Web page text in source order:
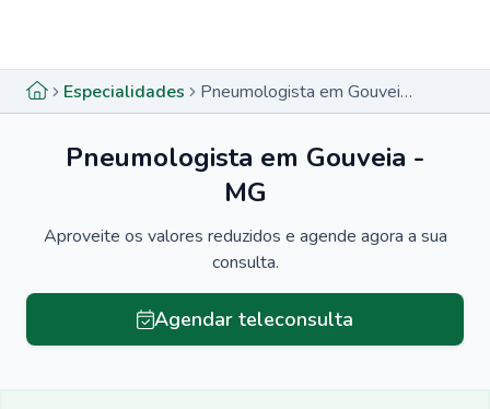
Especialidades Pneumologista em Gouveia - MG
Pneumologista em Gouveia -
MG
Aproveite os valores reduzidos e agende agora a sua
consulta.
Agendar teleconsulta